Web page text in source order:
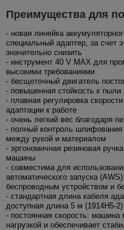
Преимущества для
- новая линейка
специальный адаптер, за счет
значительно снизить
- инструмент 40 V MAX для
высокими требованиями
- бесщеточный двигатель
- повышенная стойкость к пыли
- плавная регулировка
адаптации к работе
- очень легкий вес благодаря
- полный контроль
между рукой и материалом
- эргономичная резиновая
машины
- совместима для
автоматического запуска
беспроводным устройством и
- стандартная длина кабеля
доступная длина 5 м (1914H5-2)
- постоянная скорость:
нагрузкой и обеспечивает